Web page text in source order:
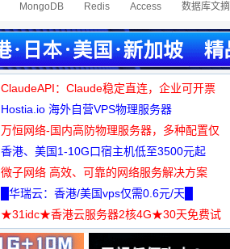
MongoDB Redis Access 数据库文摘
ClaudeAPI：Claude稳定直连，企业可开票
Hostia.io 海外自营VPS物理服务器
万恒网络-国内高防物理服务器，多种配置仅
99元/月起
香港、美国1-10G口宿主机低至3500元起
微子网络 高效、可靠的网络服务解决方案
█华瑞云：香港/美国vps仅需0.6元/天█
★31idc★香港云服务器2核4G★30天免费试
用◆